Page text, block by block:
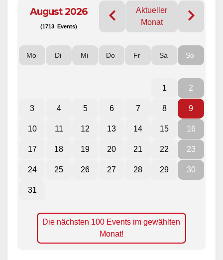
August 2026
(1713 Events)
Aktueller
Monat
Mo Di Mi Do Fr Sa So
1 2
3 4 5 6 7 8 9
10 11 12 13 14 15 16
17 18 19 20 21 22 23
24 25 26 27 28 29 30
31
Die nächsten 100 Events im gewählten
Monat!